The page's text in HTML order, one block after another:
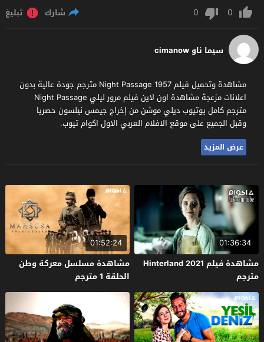
0
0 شارك تبليغ
سيما ناو cimanow
مشاهدة وتحميل فيلم Night Passage 1957 مترجم جودة عالية بدون
اعلانات مزعجة مشاهدة اون لاين فيلم مرور ليلي Night Passage
مترجم كامل يوتيوب ديلي موشن من إخراج جيمس نيلسون حصريا
وقبل الجميع على موقع الافلام العربي الاول اكوام تيوب.
عرض المزيد
01:36:34
مشاهدة فيلم Hinterland 2021
مترجم
01:52:24
مشاهدة مسلسل معركة وطن
الحلقة 1 مترجم